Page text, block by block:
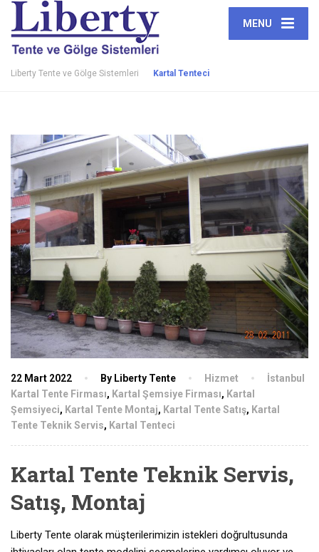
MENU
Liberty Tente ve Gölge Sistemleri Kartal Tenteci
22 Mart 2022 By Liberty Tente Hizmet
İstanbul
Kartal Tente Firması, Kartal Şemsiye Firması, Kartal
Şemsiyeci, Kartal Tente Montaj, Kartal Tente Satış, Kartal
Tente Teknik Servis, Kartal Tenteci
Kartal Tente Teknik Servis,
Satış, Montaj
Liberty Tente olarak müşterilerimizin istekleri doğrultusunda